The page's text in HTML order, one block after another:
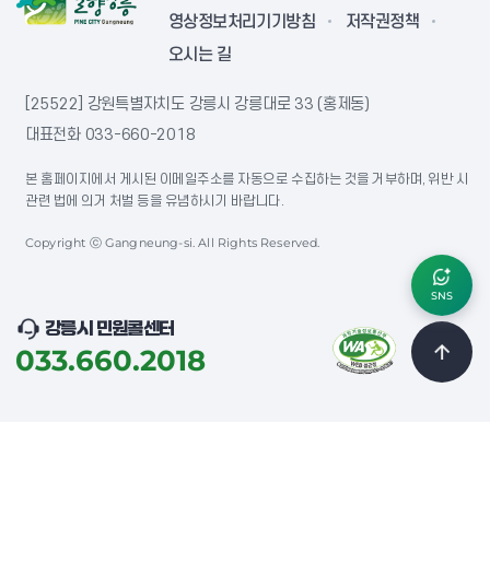
영상정보처리기기방침
저작권정책
오시는 길
[25522] 강원특별자치도 강릉시 강릉대로 33 (홍제동)
대표전화 033-660-2018
본 홈페이지에서 게시된 이메일주소를 자동으로 수집하는 것을 거부하며, 위반 시
관련 법에 의거 처벌 등을 유념하시기 바랍니다.
Copyright ⓒ Gangneung-si. All Rights Reserved.
강릉시 민원콜센터
033.660.2018
SNS